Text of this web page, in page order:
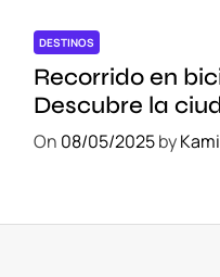
DESTINOS
Recorrido en
Descubre la
sostenible
On 08/05/2025by